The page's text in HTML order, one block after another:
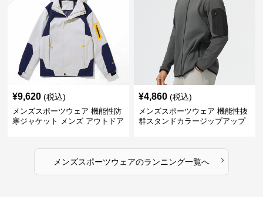
¥9,620 (税込)
メンズスポーツウェア 機能性防
寒ジャケット メンズ アウトドア
¥4,860 (税込)
メンズスポーツウェア 機能性抜
群スタンドカラージップアップ
メンズスポーツウェアのランニング一覧へ ›